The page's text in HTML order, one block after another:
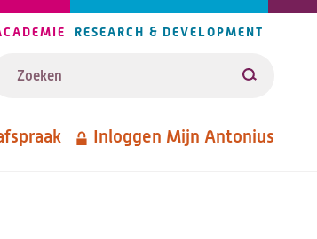
RESEARCH & DEVELOPMENT
Zoeken
Inloggen Mijn Antonius